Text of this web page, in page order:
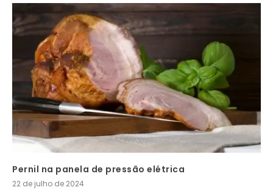
Pernil na panela de pressão elétrica
22 de julho de 2024